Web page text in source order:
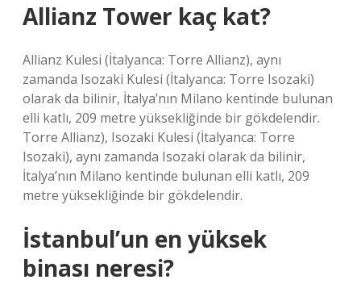
Allianz Tower kaç kat?
Allianz Kulesi (İtalyanca: Torre Allianz), aynı
zamanda Isozaki Kulesi (İtalyanca: Torre Isozaki)
olarak da bilinir, İtalya’nın Milano kentinde bulunan
elli katlı, 209 metre yüksekliğinde bir gökdelendir.
Torre Allianz), Isozaki Kulesi (İtalyanca: Torre
Isozaki), aynı zamanda Isozaki olarak da bilinir,
İtalya’nın Milano kentinde bulunan elli katlı, 209
metre yüksekliğinde bir gökdelendir.
İstanbul’un en yüksek
binası neresi?